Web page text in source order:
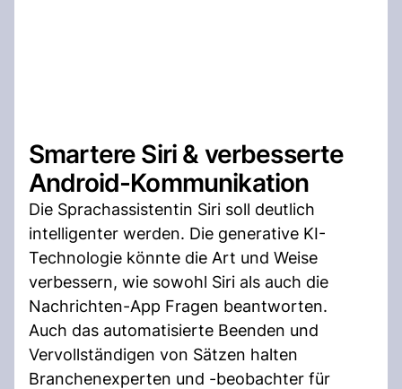
Smartere Siri & verbesserte
Android-Kommunikation
Die Sprachassistentin Siri soll deutlich
intelligenter werden. Die generative KI-
Technologie könnte die Art und Weise
verbessern, wie sowohl Siri als auch die
Nachrichten-App Fragen beantworten.
Auch das automatisierte Beenden und
Vervollständigen von Sätzen halten
Branchenexperten und -beobachter für